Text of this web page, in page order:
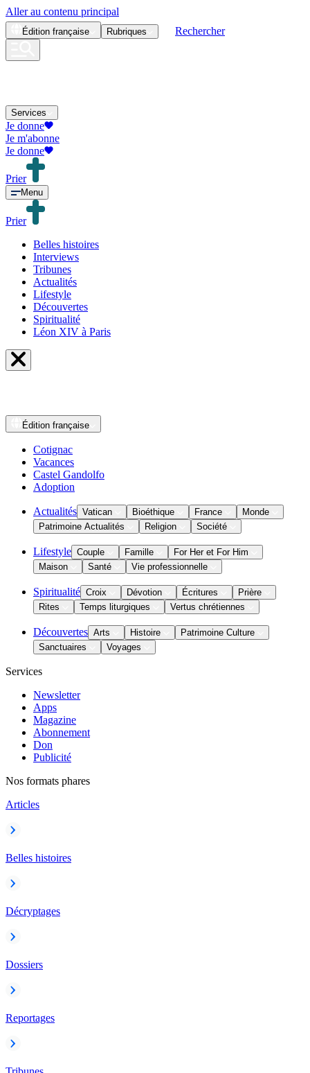
Aller au contenu principal
Édition française Rubriques Rechercher
Services
Je donne
Je m'abonne
Je donne
Prier
Menu
Prier
Belles histoires
Interviews
Tribunes
Actualités
Lifestyle
Découvertes
Spiritualité
Léon XIV à Paris
Édition française
Cotignac
Vacances
Castel Gandolfo
Adoption
Actualités Vatican Bioéthique France
Monde
Patrimoine Actualités
Religion Société
Lifestyle Couple Famille
For Her et For Him
Maison
Santé Vie professionnelle
Spiritualité Croix Dévotion Écritures
Prière
Rites
Temps liturgiques Vertus chrétiennes
Découvertes Arts Histoire
Patrimoine Culture
Sanctuaires
Voyages
Services
Newsletter
Apps
Magazine
Abonnement
Don
Publicité
Nos formats phares
Articles
Belles histoires
Décryptages
Dossiers
Reportages